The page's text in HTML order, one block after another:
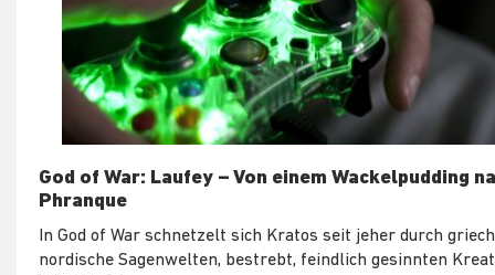
God of War: Laufey – Von einem Wackelpudding
Phranque
In God of War schnetzelt sich Kratos seit jeher durch
nordische Sagenwelten, bestrebt, feindlich gesinnten